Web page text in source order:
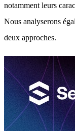
notamment leurs
Nous analyserons
deux approches.